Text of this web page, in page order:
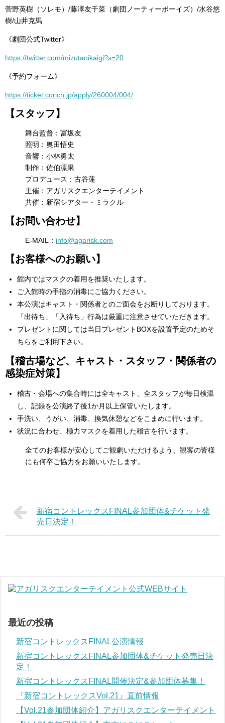
菅野英樹（ソレモ）/藤澤友千菜（劇団ノーティーボーイズ）/水谷悠
樹/山井克馬
《劇団公式Twitter》
https://twitter.com/mizutanikaigi?s=20
《予約フォーム》
https://ticket.corich.jp/apply/260004/004/
【スタッフ】
舞台監督：冨坂友
照明：奥田悟史
音響：小林勇太
制作：佐伯凛果
プロデュース：古谷蓮
主催：アガリスクエンターテイメント
共催：新宿シアター・ミラクル
【お問い合わせ】
E-MAIL： info@agarisk.com
【お客様へのお願い】
館内ではマスクの着用を推奨いたします。
ご入館時の手指の消毒にご協力ください。
本公演はキャスト・関係者とのご面会をお断りしております。
「出待ち」「入待ち」行為は厳重に注意させていただきます。
プレゼントに関しては当日プレゼントBOXを設置予定のためそ
ちらをご利用下さい。
【稽古場など、キャスト・スタッフ・関係者の
感染症対策】
稽古・会場への集合時には全キャスト、全スタッフが毎日検温
し、記録を公演終了後1か月以上保管いたします。
手洗い、うがい、消毒、換気休憩などをこまめに行います。
状況に合わせ、極力マスクを着用した稽古を行います。
全てのお客様が安心してご観劇いただけるよう、観客の皆様
にも何卒ご協力をお願いいたします。
新宿コントレックスFINAL参加団体&チケット発
売日決定！
最近の投稿
新宿コントレックスFINAL公演情報
新宿コントレックスFINAL参加団体&チケット発売日決
定！
新宿コントレックスFINAL開催決定&参加団体募集！
『新宿コントレックスVol.21』直前情報
【Vol.21参加団体紹介】アガリスクエンターテイメント